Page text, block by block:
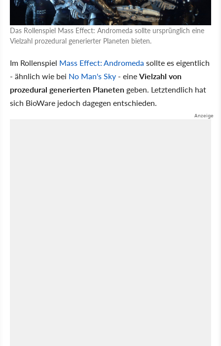
Das Rollenspiel Mass Effect: Andromeda sollte ursprünglich eine
Vielzahl prozedural generierter Planeten bieten.
Im Rollenspiel Mass Effect: Andromeda sollte es eigentlich
- ähnlich wie bei No Man's Sky - eineVielzahl von
prozedural generierten Planeten geben. Letztendlich hat
sich BioWare jedoch dagegen entschieden.